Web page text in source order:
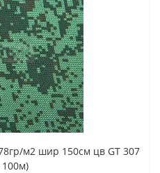
м2 шир 150см цв GT 307
100м)